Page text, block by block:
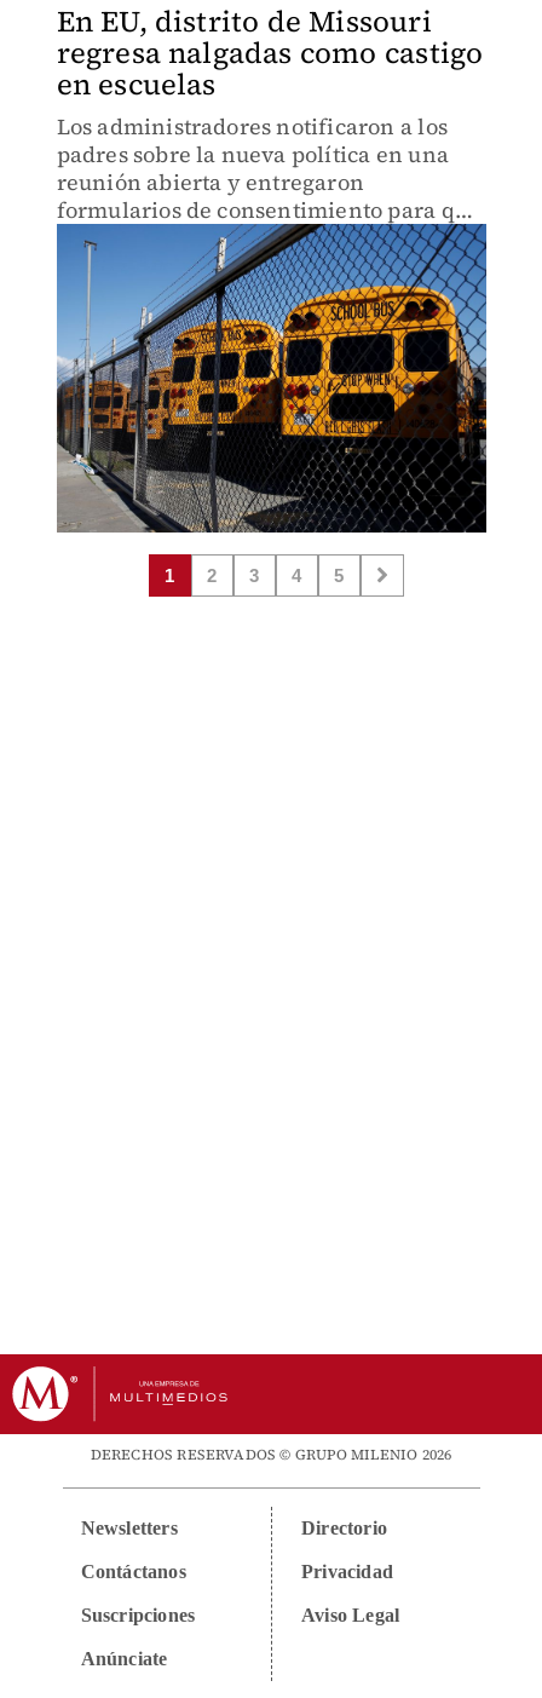
En EU, distrito de Missouri
regresa nalgadas como castigo
en escuelas
Los administradores notificaron a los
padres sobre la nueva política en una
reunión abierta y entregaron
formularios de consentimiento para que
los firmaran.
1 2 3 4 5
DERECHOS RESERVADOS © GRUPO MILENIO 2026
Newsletters
Contáctanos
Suscripciones
Anúnciate
Directorio
Privacidad
Aviso Legal